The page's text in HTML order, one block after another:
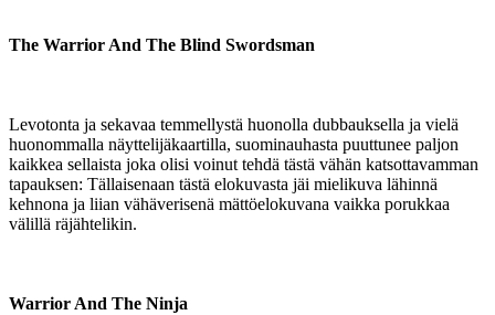
The Warrior And The Blind Swordsman
Levotonta ja sekavaa temmellystä huonolla dubbauksella ja vielä
huonommalla näyttelijäkaartilla, suominauhasta puuttunee paljon
kaikkea sellaista joka olisi voinut tehdä tästä vähän katsottavamman
tapauksen: Tällaisenaan tästä elokuvasta jäi mielikuva lähinnä
kehnona ja liian vähäverisenä mättöelokuvana vaikka porukkaa
välillä räjähtelikin.
Warrior And The Ninja